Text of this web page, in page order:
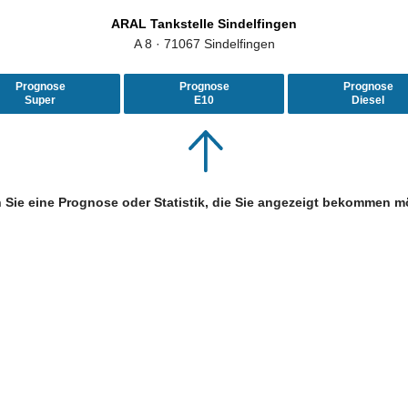
ARAL Tankstelle Sindelfingen
A 8 · 71067 Sindelfingen
Prognose
Super
Prognose
E10
Prognose
Diesel
Sie eine Prognose oder Statistik, die Sie angezeigt bekommen